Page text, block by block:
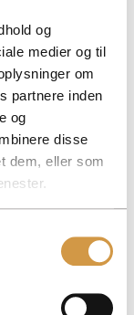
og
medier og til
om
partnere inden
og
disse
dem, eller som
du ikke skal opkræve